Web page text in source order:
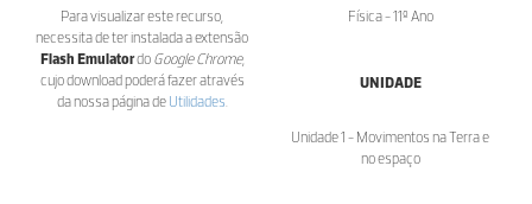
Para visualizar este recurso,
necessita de ter instalada a extensão
Flash Emulatordo Google Chrome,
cujo download poderá fazer através
da nossa página de Utilidades
Física - 11º Ano
UNIDADE
Unidade 1 - Movimentos na Terra e
no espaço